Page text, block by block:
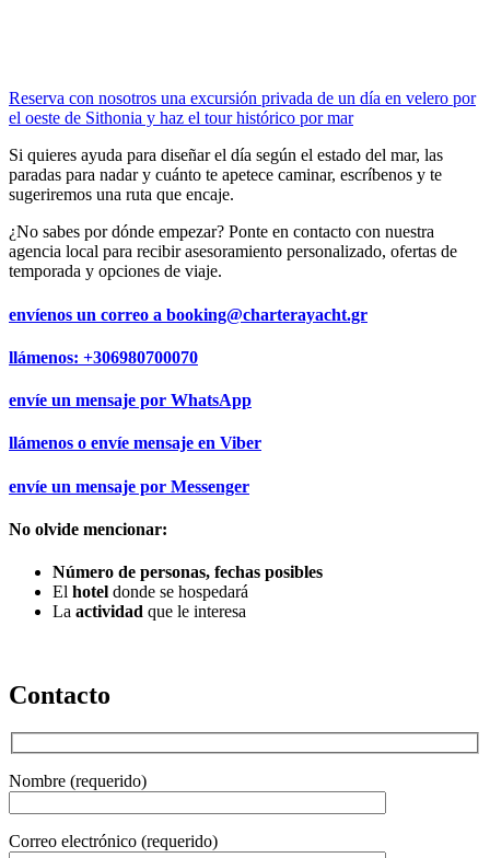
Reserva con nosotros una excursión privada de un día en velero por
el oeste de Sithonia y haz el tour histórico por mar
Si quieres ayuda para diseñar el día según el estado del mar, las
paradas para nadar y cuánto te apetece caminar, escríbenos y te
sugeriremos una ruta que encaje.
¿No sabes por dónde empezar? Ponte en contacto con nuestra
agencia local para recibir asesoramiento personalizado, ofertas de
temporada y opciones de viaje.
envíenos un correo a booking@charterayacht.gr
llámenos: +306980700070
envíe un mensaje por WhatsApp
llámenos o envíe mensaje en Viber
envíe un mensaje por Messenger
No olvide mencionar:
Número de personas, fechas posibles
El hotel donde se hospedará
La actividad que le interesa
Contacto
Nombre (requerido)
Correo electrónico (requerido)